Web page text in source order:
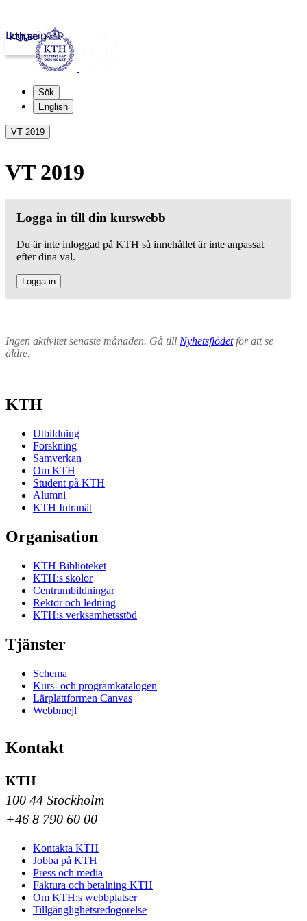
kth.se
Logga in
Sök
English
VT 2019
VT 2019
Logga in till din kurswebb
Du är inte inloggad på KTH så innehållet är inte anpassat
efter dina val.
Logga in
Ingen aktivitet senaste månaden. Gå till Nyhetsflödetför att se
äldre.
KTH
Utbildning
Forskning
Samverkan
Om KTH
Student på KTH
Alumni
KTH Intranät
Organisation
KTH Biblioteket
KTH:s skolor
Centrumbildningar
Rektor och ledning
KTH:s verksamhetsstöd
Tjänster
Schema
Kurs- och programkatalogen
Lärplattformen Canvas
Webbmejl
Kontakt
KTH
100 44 Stockholm
+46 8 790 60 00
Kontakta KTH
Jobba på KTH
Press och media
Faktura och betalning KTH
Om KTH:s webbplatser
Tillgänglighetsredogörelse